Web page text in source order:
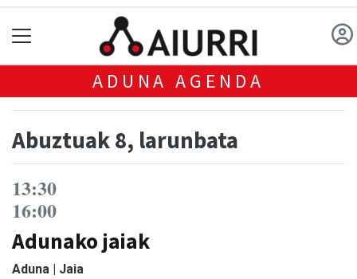
ADUNA AGENDA
Abuztuak 8, larunbata
13:30
16:00
Adunako jaiak
Aduna | Jaia